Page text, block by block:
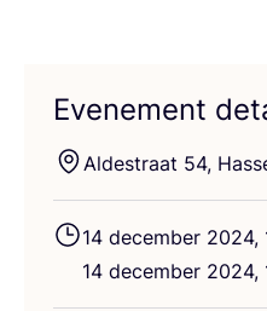
Evenement
Alde­straat 54,
14 decem­ber 2024,
14 decem­ber 2024,